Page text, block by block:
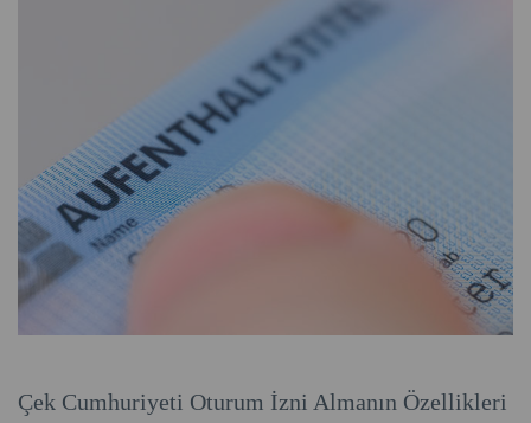
Çek Cumhuriyeti Oturum İzni Almanın Özellikleri